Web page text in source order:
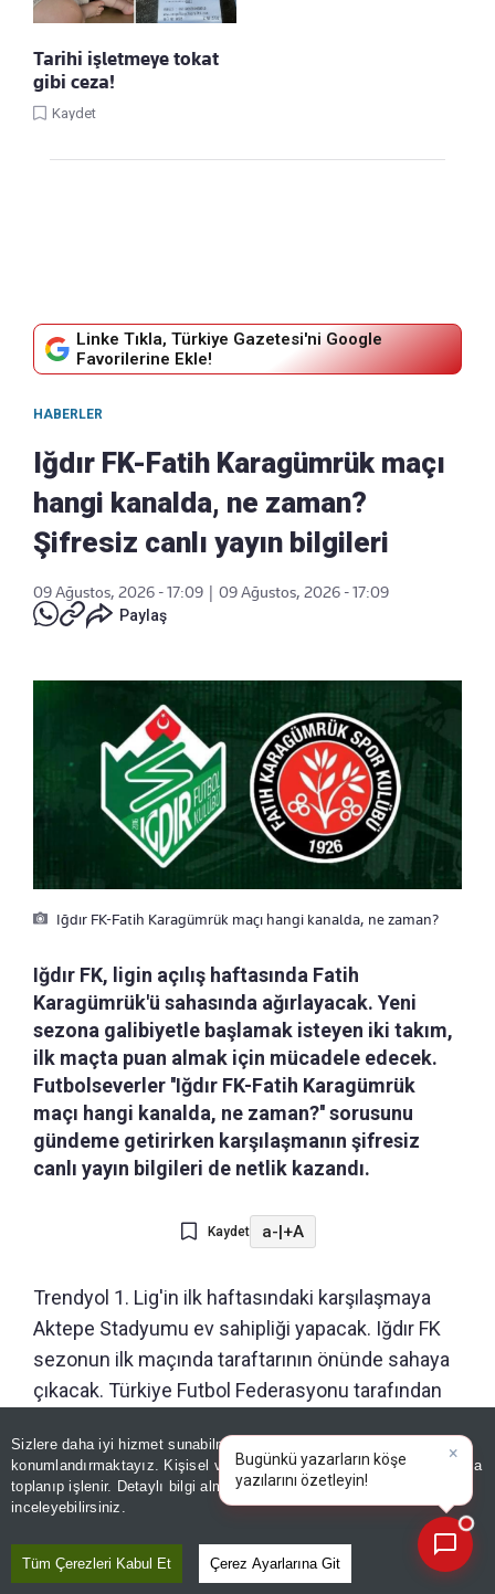
Sizlere daha iyi hizmet sunabilmek adına sitemizde
konumlandırmaktayız. Kişisel verileriniz, KVKK ve GDPR kapsamında
toplanıp işlenir. Detaylı bilgi almak içinAydınlatma Metnimizi
inceleyebilirsiniz.
Tüm Çerezleri Kabul Et Çerez Ayarlarına Git
Tarihi işletmeye tokat
gibi ceza!
Kaydet
Linke Tıkla, Türkiye Gazetesi'ni Google
Favorilerine Ekle!
HABERLER
Iğdır FK-Fatih Karagümrük maçı
hangi kanalda, ne zaman?
Şifresiz canlı yayın bilgileri
09 Ağustos, 2026 - 17:09
09 Ağustos, 2026 - 17:09
Paylaş
Iğdır FK-Fatih Karagümrük maçı hangi kanalda, ne zaman?
Iğdır FK, ligin açılış haftasında Fatih
Karagümrük'ü sahasında ağırlayacak. Yeni
sezona galibiyetle başlamak isteyen iki takım,
ilk maçta puan almak için mücadele edecek.
Futbolseverler ''Iğdır FK-Fatih Karagümrük
maçı hangi kanalda, ne zaman?'' sorusunu
gündeme getirirken karşılaşmanın şifresiz
canlı yayın bilgileri de netlik kazandı.
Kaydet a-|+A
Trendyol 1. Lig'in ilk haftasındaki karşılaşmaya
Aktepe Stadyumu ev sahipliği yapacak. Iğdır FK
sezonun ilk maçında taraftarının önünde sahaya
çıkacak. Türkiye Futbol Federasyonu tarafından
Davud Dakul Çelik yönetecek. Çelik'in
yardımcılıklarını Barış Çiçeksoyu ve Harun Reşit
Güngör yapacak. Mücadelenin dördüncü hakemi
ise Burak Kamalak olacak. VAR görevinde Sarper
Barış Saka, AVAR görevinde ise Adnan Deniz
Bugünkü yazarları|